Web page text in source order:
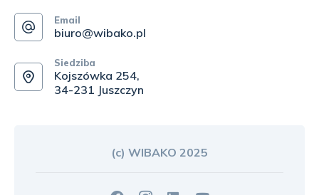
Email
biuro@wibako.pl
Siedziba
Kojszówka 254,
34-231 Juszczyn
(c) WIBAKO 2025